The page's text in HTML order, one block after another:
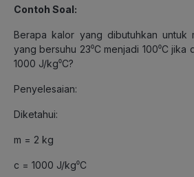
Contoh Soal:
Berapa kalor yang dibutuhkan untuk
yang bersuhu 23⁰C menjadi 100⁰C jika
1000 J/kg⁰C?
Penyelesaian:
Diketahui:
m = 2 kg
c = 1000 J/kg⁰C